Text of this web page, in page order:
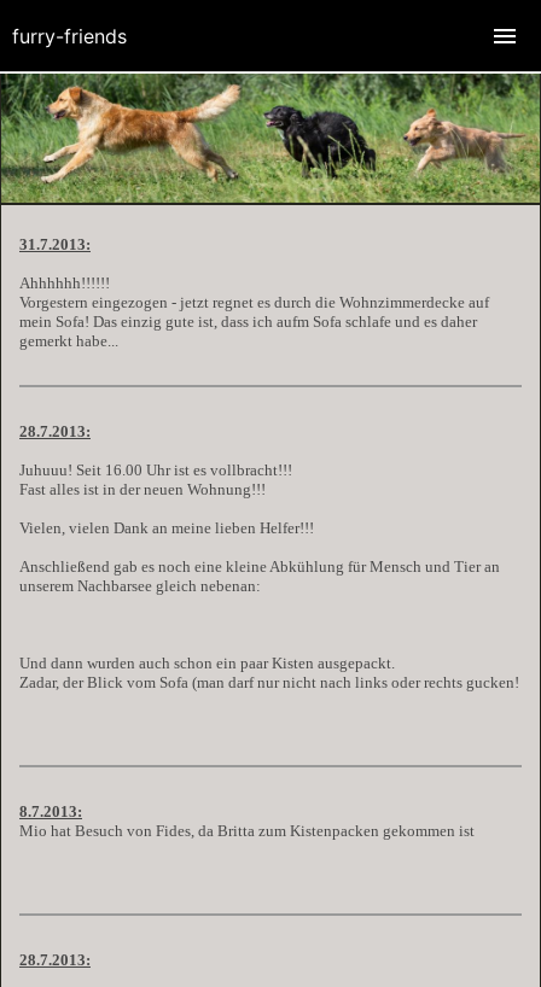
31.7.2013:
Ahhhhhh!!!!!!
Vorgestern eingezogen - jetzt regnet es durch die Wohnzimmerdecke auf
mein Sofa! Das einzig gute ist, dass ich aufm Sofa schlafe und es daher
gemerkt habe...
28.7.2013:
Juhuuu! Seit 16.00 Uhr ist es vollbracht!!!
Fast alles ist in der neuen Wohnung!!!
Vielen, vielen Dank an meine lieben Helfer!!!
Anschließend gab es noch eine kleine Abkühlung für Mensch und Tier an
unserem Nachbarsee gleich nebenan:
Und dann wurden auch schon ein paar Kisten ausgepackt.
Zadar, der Blick vom Sofa (man darf nur nicht nach links oder rechts gucken!
8.7.2013:
Mio hat Besuch von Fides, da Britta zum Kistenpacken gekommen ist
28.7.2013:
furry-friends